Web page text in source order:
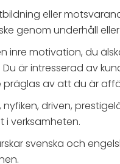
eller
genom underhåll
inre motivation, du
är intresserad av
av att du är
nyfiken, driven,
i verksamheten.
svenska och